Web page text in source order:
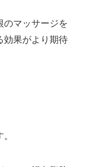
のマッサージを
効果がより期待